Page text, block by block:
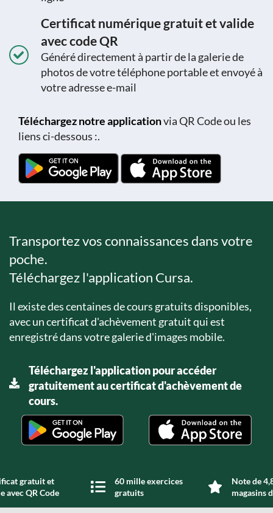
Certificat numérique gratuit et valide
avec code QR
Généré directement à partir de la galerie de
photos de votre téléphone portable et envoyé à
votre adresse e-mail
Téléchargez notre applicationvia QR Code ou les
liens ci-dessous :.
Transportez vos connaissances dans votre
poche.
Téléchargez l'application Cursa.
Il existe des centaines de cours gratuits disponibles,
avec un certificat d'achèvement gratuit qui est
enregistré dans votre galerie d'images mobile.
Téléchargez l'application pour accéder
gratuitement au certificat d'achèvement de
cours.
gratuit et
avec QR Code
60 mille exercices
gratuits
Note de
magasins